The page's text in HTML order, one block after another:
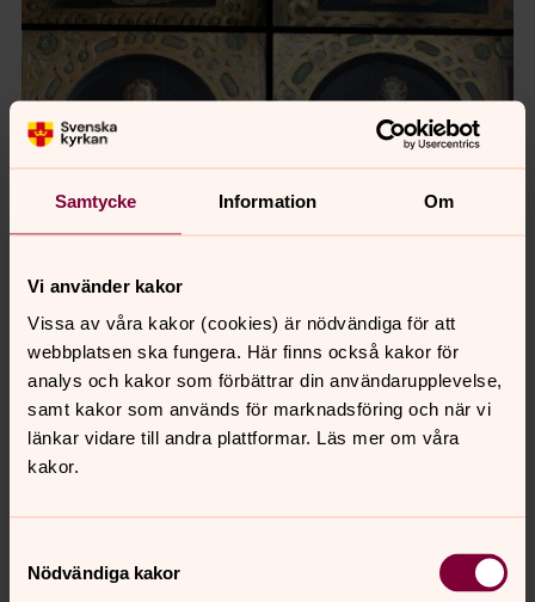
Samtycke Information Om
Vi använder kakor
Vissa av våra kakor (cookies) är nödvändiga för att
webbplatsen ska fungera. Här finns också kakor för
analys och kakor som förbättrar din användarupplevelse,
samt kakor som används för marknadsföring och när vi
länkar vidare till andra plattformar. Läs mer om våra
kakor.
Nödvändiga kakor
Foto: Sverker Lundahl. Text Erna Roos.
Glädjebud från predikstolen
Lyssna: Glädjebud från predikstolen (av